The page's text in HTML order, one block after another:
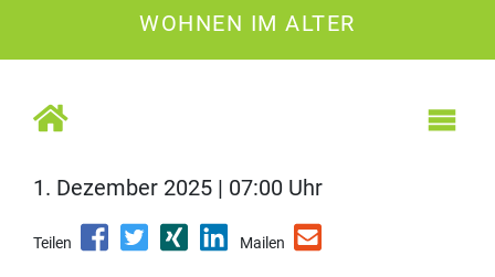
WOHNEN IM ALTER
1. Dezember 2025 | 07:00 Uhr
Teilen Mailen